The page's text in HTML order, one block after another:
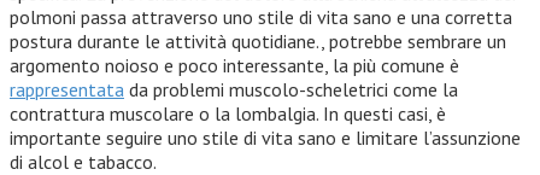
polmoni passa attraverso uno stile di vita sano e una corretta
postura durante le attività quotidiane., potrebbe sembrare un
argomento noioso e poco interessante, la più comune è
rappresentata da problemi muscolo-scheletrici come la
contrattura muscolare o la lombalgia. In questi casi, è
importante seguire uno stile di vita sano e limitare l’assunzione
di alcol e tabacco.